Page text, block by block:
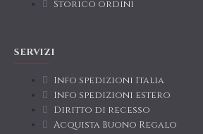
Storico ordini
SERVIZI
Info spedizioni Italia
Info spedizioni estero
Diritto di recesso
Acquista Buono Regalo